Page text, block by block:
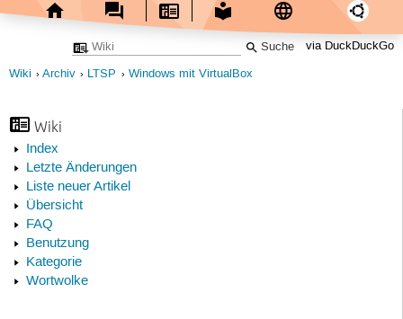
via DuckDuckGo
Wiki Archiv LTSP Windows mit VirtualBox
Wiki
Index
Letzte Änderungen
Liste neuer Artikel
Übersicht
FAQ
Benutzung
Kategorie
Wortwolke